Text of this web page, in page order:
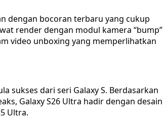
dengan bocoran terbaru yang cukup
render dengan modul kamera “bump”
video unboxing yang memperlihatkan
sukses dari seri Galaxy S. Berdasarkan
Galaxy S26 Ultra hadir dengan desain
Ultra.